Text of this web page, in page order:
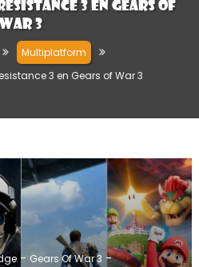
3 en Gears of
3
Multiplatform
3 en Gears of War 3
- Gears Of War 3 -